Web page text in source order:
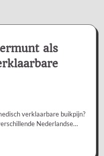
als
verklaarbare buikpijn?
Nederlandse…